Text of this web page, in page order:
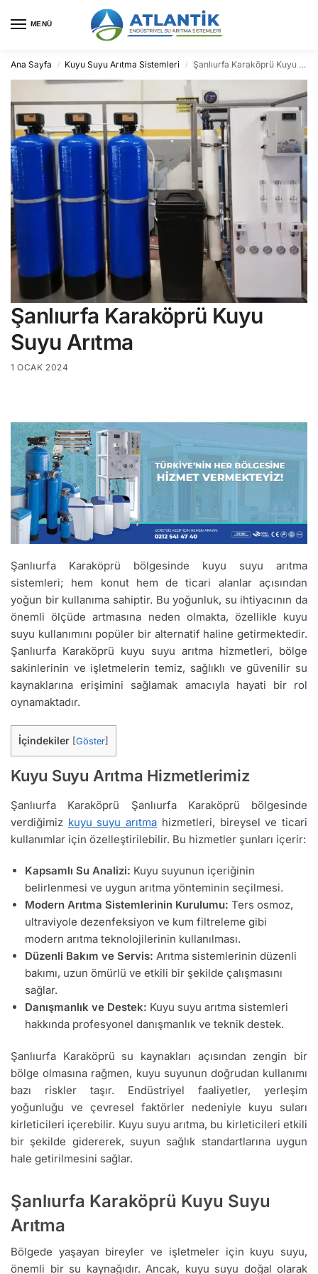
MENÜ
Ana Sayfa / Kuyu Suyu Arıtma Sistemleri / Şanlıurfa Karaköprü Kuyu Suyu Arıtma
Şanlıurfa Karaköprü Kuyu
Suyu Arıtma
1 OCAK 2024
Şanlıurfa Karaköprü bölgesinde kuyu suyu arıtma
sistemleri; hem konut hem de ticari alanlar açısından
yoğun bir kullanıma sahiptir. Bu yoğunluk, su ihtiyacının da
önemli ölçüde artmasına neden olmakta, özellikle kuyu
suyu kullanımını popüler bir alternatif haline getirmektedir.
Şanlıurfa Karaköprü kuyu suyu arıtma hizmetleri, bölge
sakinlerinin ve işletmelerin temiz, sağlıklı ve güvenilir su
kaynaklarına erişimini sağlamak amacıyla hayati bir rol
oynamaktadır.
İçindekiler Göster
Kuyu Suyu Arıtma Hizmetlerimiz
Şanlıurfa Karaköprü Şanlıurfa Karaköprü bölgesinde
verdiğimiz kuyu suyu arıtma hizmetleri, bireysel ve ticari
kullanımlar için özelleştirilebilir. Bu hizmetler şunları içerir:
Kapsamlı Su Analizi: Kuyu suyunun içeriğinin
belirlenmesi ve uygun arıtma yönteminin seçilmesi.
Modern Arıtma Sistemlerinin Kurulumu: Ters osmoz,
ultraviyole dezenfeksiyon ve kum filtreleme gibi
modern arıtma teknolojilerinin kullanılması.
Düzenli Bakım ve Servis: Arıtma sistemlerinin düzenli
bakımı, uzun ömürlü ve etkili bir şekilde çalışmasını
sağlar.
Danışmanlık ve Destek: Kuyu suyu arıtma sistemleri
hakkında profesyonel danışmanlık ve teknik destek.
Şanlıurfa Karaköprü su kaynakları açısından zengin bir
bölge olmasına rağmen, kuyu suyunun doğrudan kullanımı
bazı riskler taşır. Endüstriyel faaliyetler, yerleşim
yoğunluğu ve çevresel faktörler nedeniyle kuyu suları
kirleticileri içerebilir. Kuyu suyu arıtma, bu kirleticileri etkili
bir şekilde gidererek, suyun sağlık standartlarına uygun
hale getirilmesini sağlar.
Şanlıurfa Karaköprü Kuyu Suyu
Arıtma
Bölgede yaşayan bireyler ve işletmeler için kuyu suyu,
önemli bir su kaynağıdır. Ancak, kuyu suyu doğal olarak